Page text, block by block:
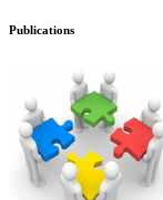
Publications